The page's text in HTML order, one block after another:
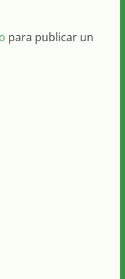
para publicar un